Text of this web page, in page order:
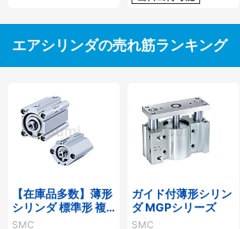
エアシリンダの売れ筋ランキング
【在庫品多数】薄形
シリンダ 標準形 複
動・片ロッド CQ2
SMC
ガイド付薄形シリン
ダ MGPシリーズ
SMC